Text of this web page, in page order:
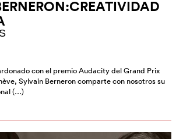
con el premio Audacity del Grand Prix
Sylvain Berneron comparte con nosotros su
(…)